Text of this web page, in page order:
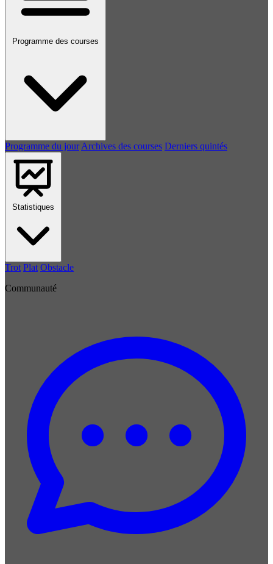
Programme des courses
Programme du jour Archives des courses Derniers quintés
Statistiques
Trot Plat Obstacle
Communauté